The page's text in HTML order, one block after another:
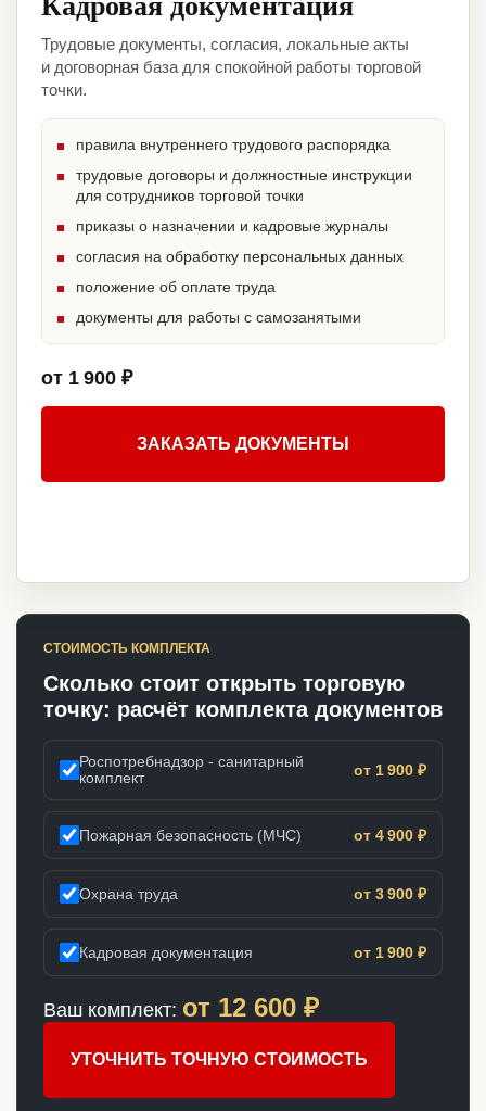
Трудовые документы, согласия, локальные акты
и договорная база для спокойной работы торговой
точки.
правила внутреннего трудового распорядка
трудовые договоры и должностные инструкции
для сотрудников торговой точки
приказы о назначении и кадровые журналы
согласия на обработку персональных данных
положение об оплате труда
документы для работы с самозанятыми
от 1 900 ₽
ЗАКАЗАТЬ ДОКУМЕНТЫ
СТОИМОСТЬ КОМПЛЕКТА
Сколько стоит открыть торговую
точку: расчёт комплекта документов
Роспотребнадзор - санитарный
комплект
от 1 900 ₽
Пожарная безопасность (МЧС) от 4 900 ₽
Охрана труда от 3 900 ₽
Кадровая документация от 1 900 ₽
Ваш комплект: от 12 600 ₽
УТОЧНИТЬ ТОЧНУЮ СТОИМОСТЬ